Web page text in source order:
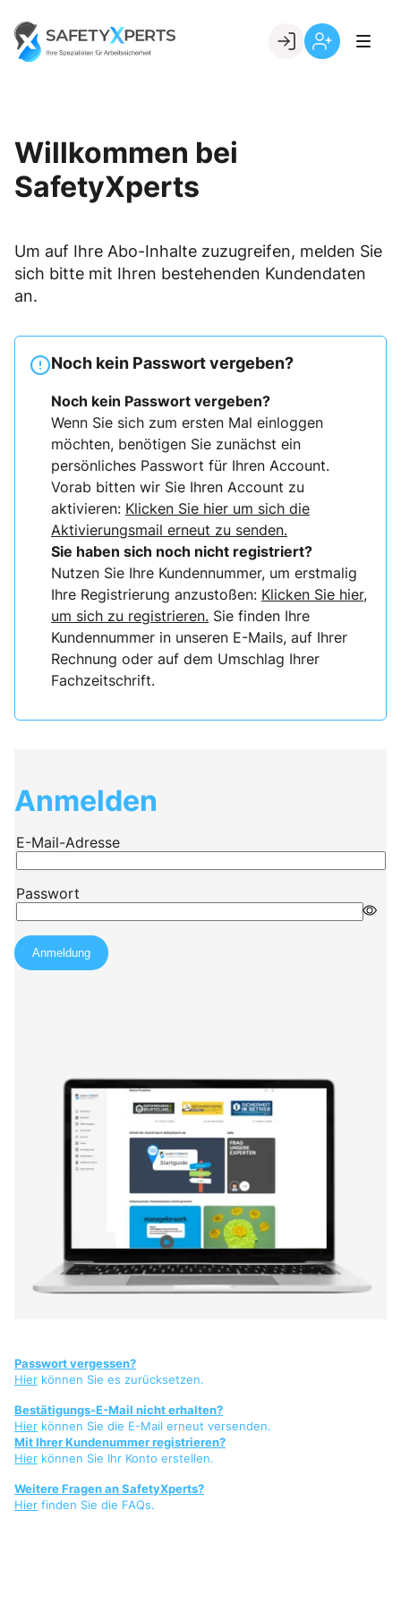
content
Go to landing page.
Willkommen bei
SafetyXperts
Um auf Ihre Abo-Inhalte zuzugreifen, melden Sie
sich bitte mit Ihren bestehenden Kundendaten
an.
Noch kein Passwort vergeben?
Noch kein Passwort vergeben?
Wenn Sie sich zum ersten Mal einloggen
möchten, benötigen Sie zunächst ein
persönliches Passwort für Ihren Account.
Vorab bitten wir Sie Ihren Account zu
aktivieren: Klicken Sie hier um sich die
Aktivierungsmail erneut zu senden.
Sie haben sich noch nicht registriert?
Nutzen Sie Ihre Kundennummer, um erstmalig
Ihre Registrierung anzustoßen: Klicken Sie hier,
um sich zu registrieren. Sie finden Ihre
Kundennummer in unseren E-Mails, auf Ihrer
Rechnung oder auf dem Umschlag Ihrer
Fachzeitschrift.
Anmelden
Passwort vergessen?
Hier können Sie es zurücksetzen.
Bestätigungs-E-Mail nicht erhalten?
Hier können Sie die E-Mail erneut versenden.
Mit Ihrer Kundenummer registrieren?
Hier können Sie Ihr Konto erstellen.
Weitere Fragen an SafetyXperts?
Hier finden Sie die FAQs.